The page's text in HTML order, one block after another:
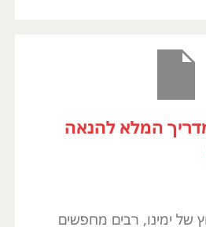
המלא להנאה
של ימינו, רבים מחפשים